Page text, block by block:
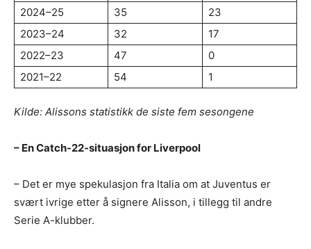
2024–25
35
23
2023–24
32
17
2022–23
47
0
2021–22
54 1
Kilde: Alissons statistikk de siste fem sesongene
– En Catch-22-situasjon for Liverpool
– Det er mye spekulasjon fra Italia om at Juventus er
svært ivrige etter å signere Alisson, i tillegg til andre
Serie A-klubber.